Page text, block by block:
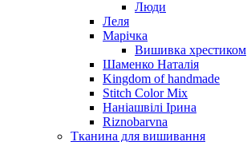
Люди
Леля
Марічка
Вишивка хрестиком
Шаменко Наталія
Kingdom of handmade
Stitch Color Mix
Наніашвілі Ірина
Riznobarvna
Тканина для вишивання